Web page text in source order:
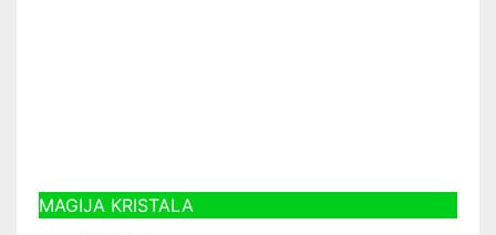
MAGIJA KRISTALA